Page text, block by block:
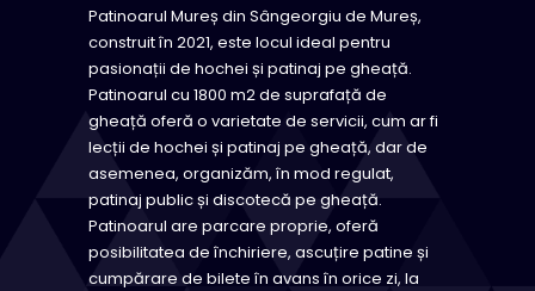
Patinoarul Mureș din Sângeorgiu de Mureș,
construit în 2021, este locul ideal pentru
pasionații de hochei și patinaj pe gheață.
Patinoarul cu 1800 m2 de suprafață de
gheață oferă o varietate de servicii, cum ar fi
lecții de hochei și patinaj pe gheață, dar de
asemenea, organizăm, în mod regulat,
patinaj public și discotecă pe gheață.
Patinoarul are parcare proprie, oferă
posibilitatea de închiriere, ascuțire patine și
cumpărare de bilete în avans în orice zi, la